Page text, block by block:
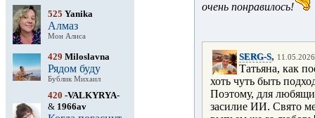
525 Yanika
Алмаз
Мон Алиса
429 Miloslavna
Рядом буду
Бублик Михаил
420 -VALKYRYA-
& 1966av
очень понравилось!
SERG-S,
Татьяна, как
хоть чуть быть
Поэтому, для
засилие ИИ. Свято